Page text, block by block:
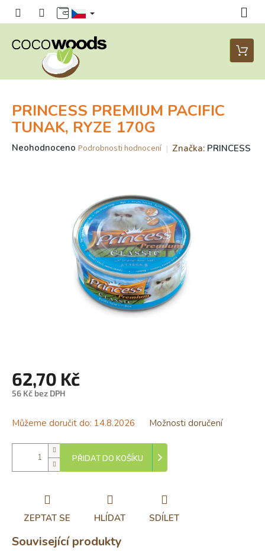
košík
PRINCESS PREMIUM PACIFIC
TUNAK, RYZE 170G
Průměrné
Neohodnoceno Podrobnosti hodnocení Značka: PRINCESS
62,70 Kč
56 Kč bez DPH
cena:
Můžeme doručit do: 14.8.2026 Možnosti doručení
PŘIDAT DO KOŠÍKU
ZEPTAT SE HLÍDAT SDÍLET
Související produkty